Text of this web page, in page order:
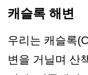
캐슬록 해변
우리는 캐슬록
변을 거닐며 산